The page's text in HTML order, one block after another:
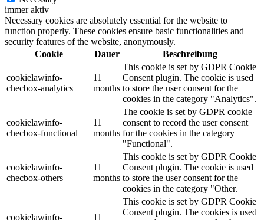
immer aktiv
Necessary cookies are absolutely essential for the website to
function properly. These cookies ensure basic functionalities and
security features of the website, anonymously.
Cookie
Dauer Beschreibung
cookielawinfo-
checbox-analytics
11
months
This cookie is set by GDPR Cookie
Consent plugin. The cookie is used
to store the user consent for the
cookies in the category "Analytics".
cookielawinfo-
checbox-functional
11
months
The cookie is set by GDPR cookie
consent to record the user consent
for the cookies in the category
"Functional".
cookielawinfo-
checbox-others
11
months
This cookie is set by GDPR Cookie
Consent plugin. The cookie is used
to store the user consent for the
cookies in the category "Other.
cookielawinfo-
11
This cookie is set by GDPR Cookie
Consent plugin. The cookies is used